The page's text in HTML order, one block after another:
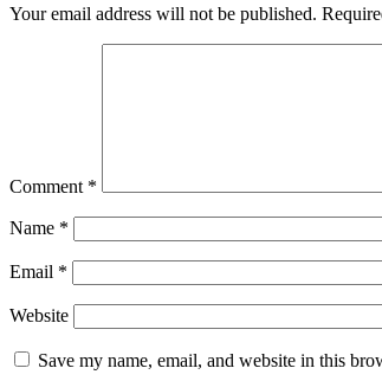
Your email address will not be published.
Comment *
Name *
Email *
Website
Save my name, email, and website in this